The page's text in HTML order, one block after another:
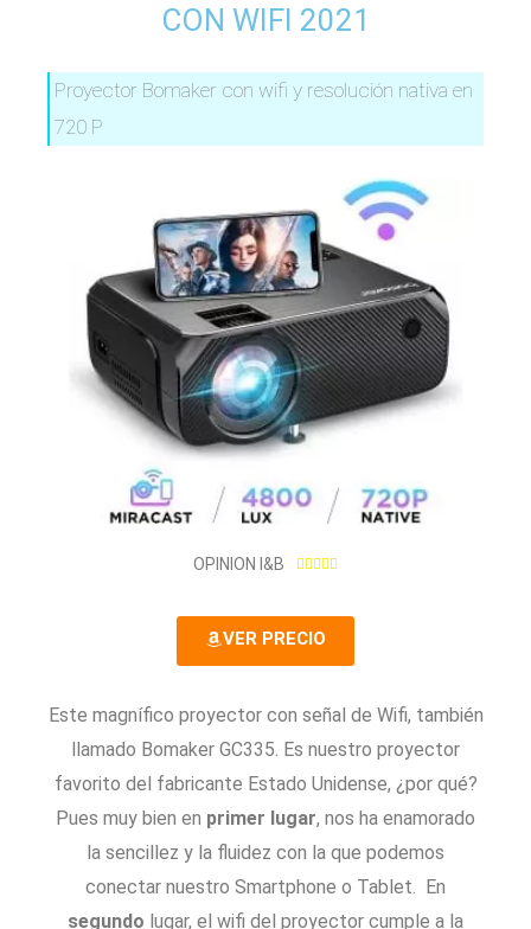
CON WIFI 2021
Proyector Bomaker con wifi y resolución nativa en
720 P
OPINION I&B 
6
5
VER PRECIO
Este magnífico proyector con señal de Wifi, también
llamado Bomaker GC335. Es nuestro proyector
favorito del fabricante Estado Unidense, ¿por qué?
Pues muy bien en primer lugar, nos ha enamorado
la sencillez y la fluidez con la que podemos
conectar nuestro Smartphone o Tablet. En
segundo lugar, el wifi del proyector cumple a la